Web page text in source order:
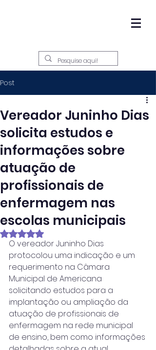
Post
Vereador Juninho Dias
solicita estudos e
informações sobre
atuação de
profissionais de
enfermagem nas
escolas municipais
Avaliado com NaN de 5 estrelas.
O vereador Juninho Dias
protocolou uma indicação e um
requerimento na Câmara
Municipal de Americana
solicitando estudos para a
implantação ou ampliação da
atuação de profissionais de
enfermagem na rede municipal
de ensino, bem como informações